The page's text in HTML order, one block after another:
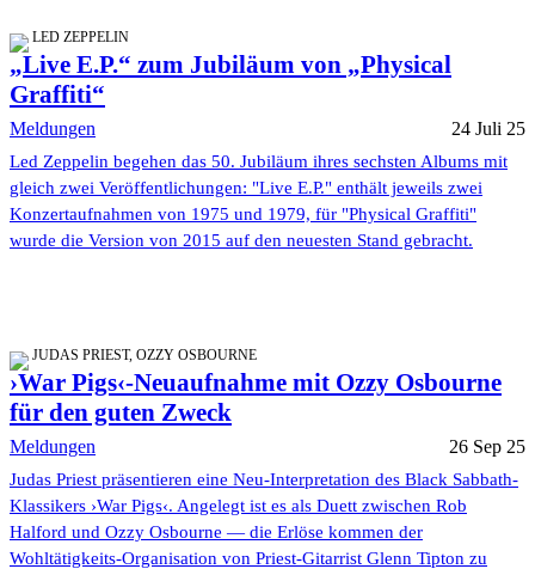
LED ZEPPELIN
„Live E.P.“ zum Jubiläum von „Physical
Graffiti“
Meldungen 24 Juli 25
Led Zeppelin begehen das 50. Jubiläum ihres sechsten Albums mit
gleich zwei Veröffentlichungen: "Live E.P." enthält jeweils zwei
Konzertaufnahmen von 1975 und 1979, für "Physical Graffiti"
wurde die Version von 2015 auf den neuesten Stand gebracht.
JUDAS PRIEST, OZZY OSBOURNE
›War Pigs‹-Neuaufnahme mit Ozzy Osbourne
für den guten Zweck
Meldungen 26 Sep 25
Judas Priest präsentieren eine Neu-Interpretation des Black Sabbath-
Klassikers ›War Pigs‹. Angelegt ist es als Duett zwischen Rob
Halford und Ozzy Osbourne — die Erlöse kommen der
Wohltätigkeits-Organisation von Priest-Gitarrist Glenn Tipton zu